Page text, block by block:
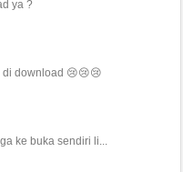
ya ?
di download 😢😢😢
ke buka sendiri li...